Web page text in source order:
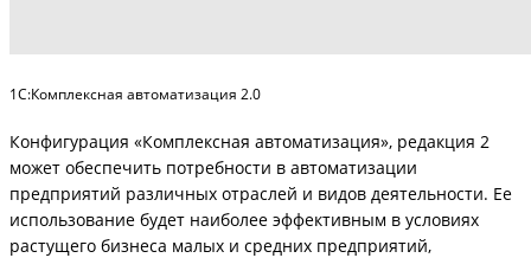
1С:Комплексная автоматизация 2.0
Конфигурация «Комплексная автоматизация», редакция 2
может обеспечить потребности в автоматизации
предприятий различных отраслей и видов деятельности. Ее
использование будет наиболее эффективным в условиях
растущего бизнеса малых и средних предприятий,